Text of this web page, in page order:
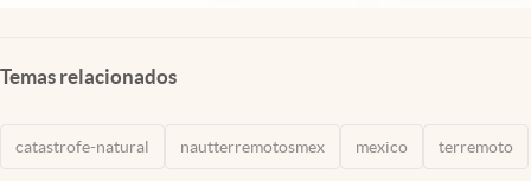
Temas relacionados
catastrofe-natural nautterremotosmex mexico terremoto